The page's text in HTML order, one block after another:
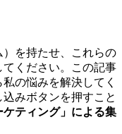
を持たせ、これらの
ください。この記事
の悩みを解決してく
みボタンを押すこと
ケティング」による集